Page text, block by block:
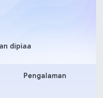
dipiaa
Pengalaman